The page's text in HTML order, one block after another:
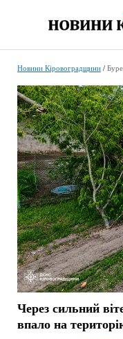
Новини Кіровоградщини/
Через сильний
впало на